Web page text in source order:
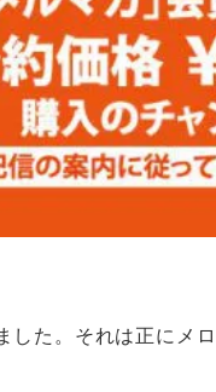
た。それは正にメ